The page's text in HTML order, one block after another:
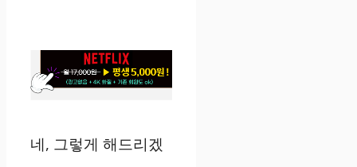
네, 그렇게 해드리겠